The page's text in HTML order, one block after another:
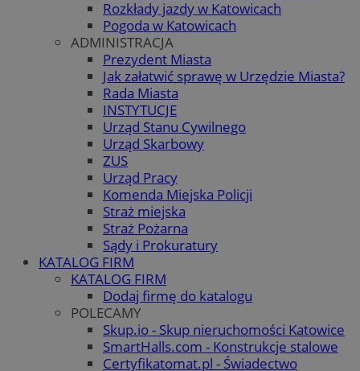
Rozkłady jazdy w Katowicach
Pogoda w Katowicach
ADMINISTRACJA
Prezydent Miasta
Jak załatwić sprawę w Urzędzie Miasta?
Rada Miasta
INSTYTUCJE
Urząd Stanu Cywilnego
Urząd Skarbowy
ZUS
Urząd Pracy
Komenda Miejska Policji
Straż miejska
Straż Pożarna
Sądy i Prokuratury
KATALOG FIRM
KATALOG FIRM
Dodaj firmę do katalogu
POLECAMY
Skup.io - Skup nieruchomości Katowice
SmartHalls.com - Konstrukcje stalowe
Certyfikatomat.pl - Świadectwo